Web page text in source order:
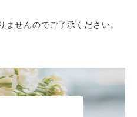
せんのでご了承ください。